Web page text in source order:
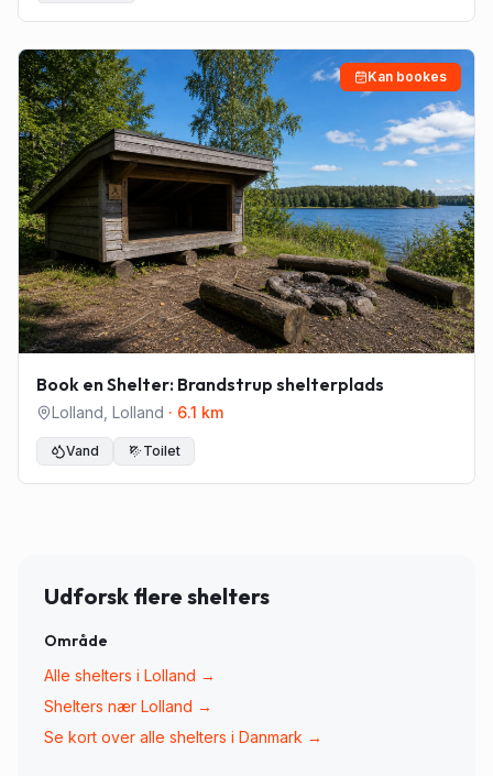
Kan bookes
Book en Shelter: Brandstrup shelterplads
Lolland Lolland · 6.1 km
Vand Toilet
Udforsk flere shelters
Område
Alle shelters i Lolland →
Shelters nær Lolland →
Se kort over alle shelters i Danmark →